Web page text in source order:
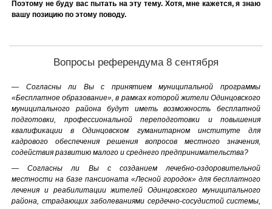
Поэтому не буду вас пытать на эту тему. Хотя, мне кажется, я знаю
вашу позицию по этому поводу.
Вопросы референдума 8 сентября
— Согласны ли Вы с принятием муниципальной программы
«Бесплатное образование», в рамках которой жители Одинцовского
муниципального района будут иметь возможность бесплатной
подготовки, профессиональной переподготовки и повышения
квалификации в Одинцовском гуманитарном институте для
кадрового обеспечения решения вопросов местного значения,
содействия развитию малого и среднего предпринимательства?
— Согласны ли Вы с созданием лечебно-оздоровительной
местности на базе пансионата «Лесной городок» для бесплатного
лечения и реабилитации жителей Одинцовского муниципального
района, страдающих заболеваниями сердечно-сосудистой системы,